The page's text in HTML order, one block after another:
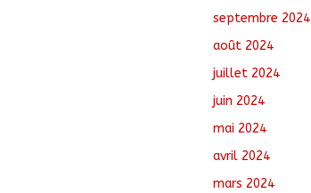
septembre 2024
août 2024
juillet 2024
juin 2024
mai 2024
avril 2024
mars 2024